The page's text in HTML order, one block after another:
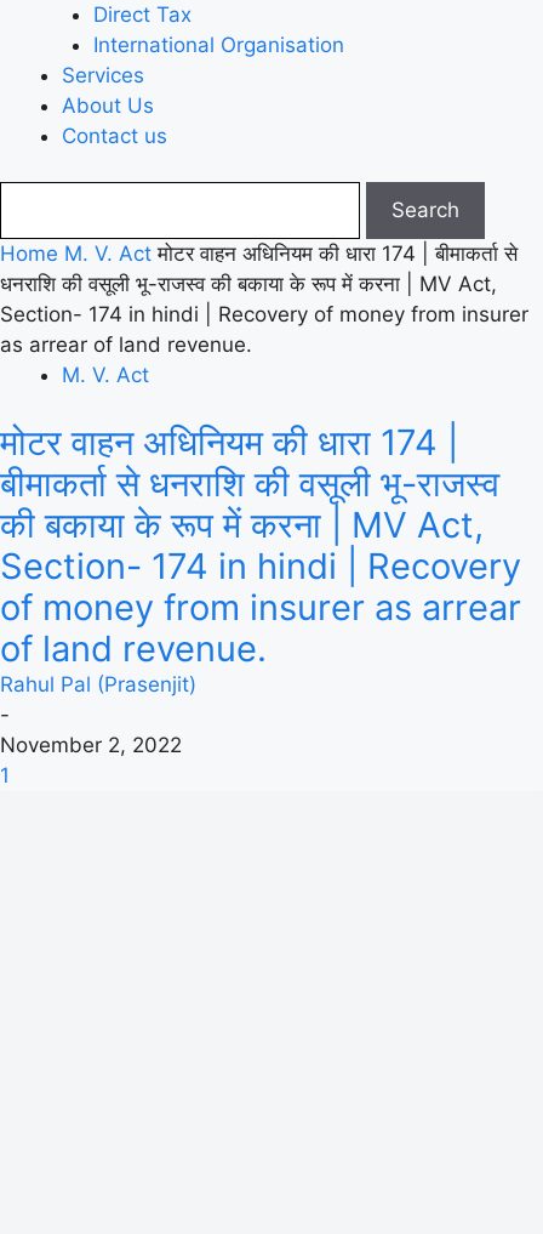
Direct Tax
International Organisation
Services
About Us
Contact us
Home M. V. Act मोटर वाहन अधिनियम की धारा 174 | बीमाकर्ता से
धनराशि की वसूली भू-राजस्व की बकाया के रूप में करना | MV Act,
Section- 174 in hindi | Recovery of money from insurer
as arrear of land revenue.
M. V. Act
मोटर वाहन अधिनियम की धारा 174 |
बीमाकर्ता से धनराशि की वसूली भू-राजस्व
की बकाया के रूप में करना | MV Act,
Section- 174 in hindi | Recovery
of money from insurer as arrear
of land revenue.
Rahul Pal (Prasenjit)
-
November 2, 2022
1